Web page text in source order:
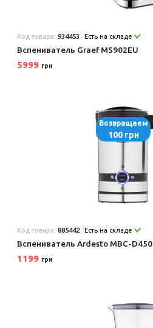
Код товара:934453 Есть на складе
Вспениватель Graef MS902EU
5999 грн
Возвращаем
100 грн
Код товара:885442 Есть на складе
Вспениватель Ardesto MBC-D450
1199 грн